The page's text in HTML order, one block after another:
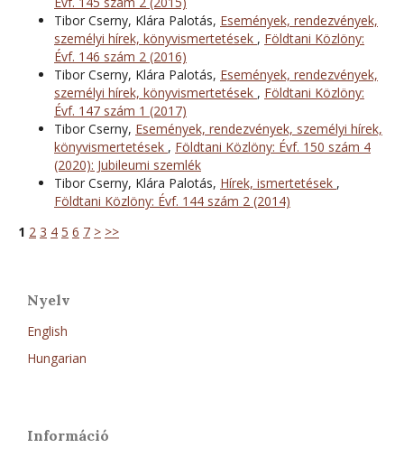
Tibor Cserny, Klára Palotás, Események, rendezvények,
személyi hírek, könyvismertetések , Földtani Közlöny:
Évf. 146 szám 2 (2016)
Tibor Cserny, Klára Palotás, Események, rendezvények,
személyi hírek, könyvismertetések , Földtani Közlöny:
Évf. 147 szám 1 (2017)
Tibor Cserny, Események, rendezvények, személyi hírek,
könyvismertetések , Földtani Közlöny: Évf. 150 szám 4
(2020): Jubileumi szemlék
Tibor Cserny, Klára Palotás, Hírek, ismertetések ,
Földtani Közlöny: Évf. 144 szám 2 (2014)
1 2 3 4 5 6 7 > >>
Nyelv
English
Hungarian
Információ